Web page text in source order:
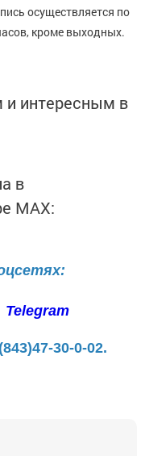
осуществляется по
кроме выходных.
интересным в
в
MАХ:
Telegram
30-0-02.